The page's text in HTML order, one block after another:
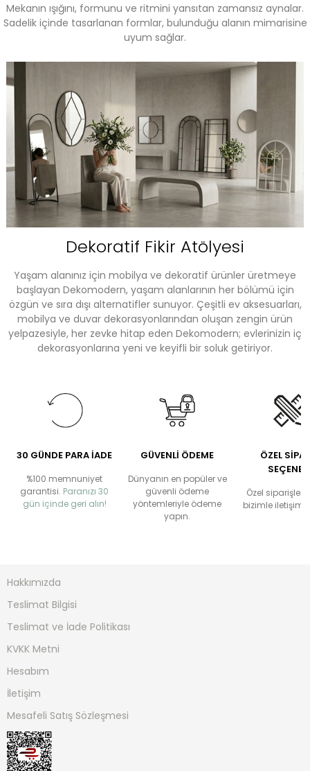
Mekanın ışığını, formunu ve ritmini yansıtan zamansız aynalar.
Sadelik içinde tasarlanan formlar, bulunduğu alanın mimarisine
uyum sağlar.
Dekoratif Fikir Atölyesi
Yaşam alanınız için mobilya ve dekoratif ürünler üretmeye
başlayan Dekomodern, yaşam alanlarının her bölümü için
özgün ve sıra dışı alternatifler sunuyor. Çeşitli ev aksesuarları,
mobilya ve duvar dekorasyonlarından oluşan zengin ürün
yelpazesiyle, her zevke hitap eden Dekomodern; evlerinizin iç
dekorasyonlarına yeni ve keyifli bir soluk getiriyor.
30 GÜNDE PARA İADE
%100 memnuniyet
garantisi. Paranızı 30
gün içinde geri alın!
GÜVENLİ ÖDEME
Dünyanın en popüler ve
güvenli ödeme
yöntemleriyle ödeme
yapın.
ÖZEL
Özel
bizimle
Hakkımızda
Teslimat Bilgisi
Teslimat ve İade Politikası
KVKK Metni
Hesabım
İletişim
Mesafeli Satış Sözleşmesi